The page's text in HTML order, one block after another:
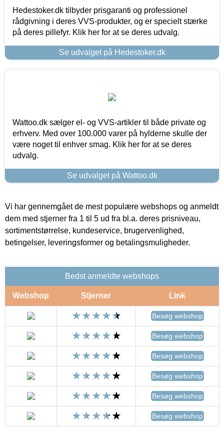
Hedestoker.dk tilbyder prisgaranti og professionel
rådgivning i deres VVS-produkter, og er specielt stærke
på deres pillefyr. Klik her for at se deres udvalg.
Se udvalget på Hedestoker.dk
Wattoo.dk sælger el- og VVS-artikler til både private og
erhverv. Med over 100.000 varer på hylderne skulle der
være noget til enhver smag. Klik her for at se deres
udvalg.
Se udvalget på Wattoo.dk
Vi har gennemgået de mest populære webshops og anmeldt
dem med stjerner fra 1 til 5 ud fra bl.a. deres prisniveau,
sortimentstørrelse, kundeservice, brugervenlighed,
betingelser, leveringsformer og betalingsmuligheder.
Bedst anmeldte webshops
Webshop Stjerner Link
Besøg webshop
Besøg webshop
Besøg webshop
Besøg webshop
Besøg webshop
Besøg webshop